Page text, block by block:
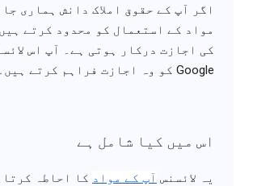
اگر آپ کے حقوق املاک دانش ہماری
مواد کے استعمال کو محدود کرتے
کی اجازت درکار ہوتی ہے۔ آپ اس
Google کو وہ اجازت فراہم کرتے ہیں۔
اس میں کیا شامل ہے
یہ لائسنس آپ کے مواد کا احاطہ کرتا